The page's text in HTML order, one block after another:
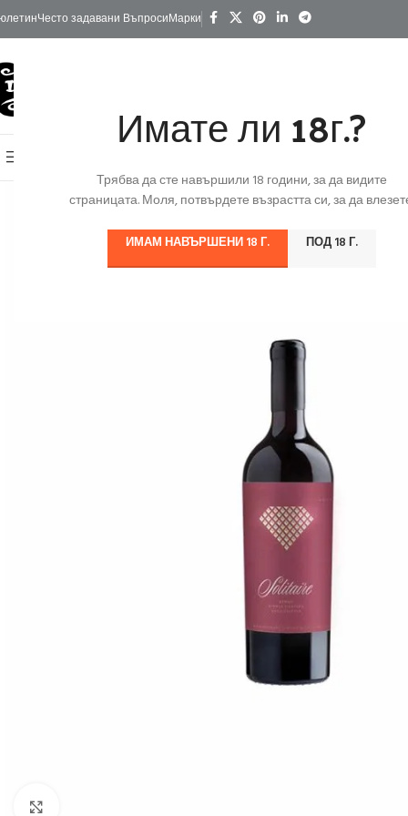
Имате ли 18г.?
Трябва да сте навършили 18 години, за да видите
страницата. Моля, потвърдете възрастта си, за да
ИМАМ НАВЪРШЕНИ 18 Г. ПОД 18 Г.
Често задавани ВъпросиМарки